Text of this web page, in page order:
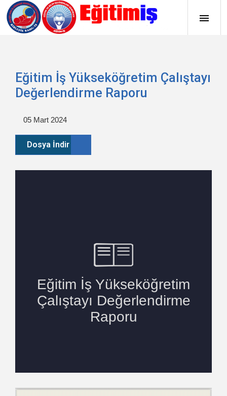
Eğitim İş Yükseköğretim Çalıştayı
Değerlendirme Raporu
05 Mart 2024
Dosya İndir